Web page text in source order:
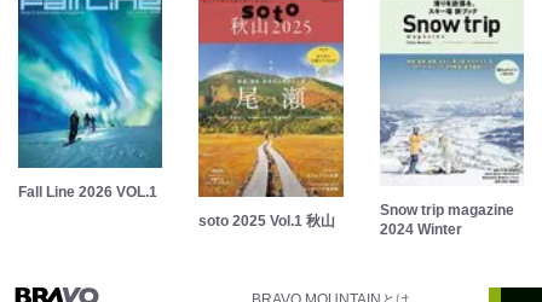
Fall Line 2026 VOL.1
soto 2025 Vol.1 秋山
Snow trip magazine
2024 Winter